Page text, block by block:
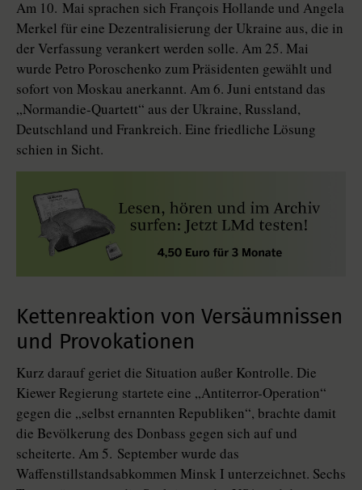
Am 10. Mai sprachen sich François Hollande und Angela
Merkel für eine Dezentralisierung der Ukraine aus, die in
der Verfassung verankert werden solle. Am 25. Mai
wurde Petro Poroschenko zum Präsidenten gewählt und
sofort von Moskau anerkannt. Am 6. Juni entstand das
„Normandie-Quartett“ aus der Ukraine, Russland,
Deutschland und Frankreich. Eine friedliche Lösung
schien in Sicht.
Kettenreaktion von Versäumnissen
und Provokationen
Kurz darauf geriet die Situation außer Kontrolle. Die
Kiewer Regierung startete eine „Antiterror-Operation“
gegen die „selbst ernannten Republiken“, brachte damit
die Bevölkerung des Donbass gegen sich auf und
scheiterte. Am 5. September wurde das
Waffenstillstandsabkommen Minsk I unterzeichnet. Sechs